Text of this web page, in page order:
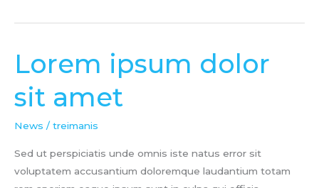
Lorem ipsum dolor
sit amet
News / treimanis
Sed ut perspiciatis unde omnis iste natus error sit
voluptatem accusantium doloremque laudantium totam
Lorem
ipsum
dolor
sit
amet